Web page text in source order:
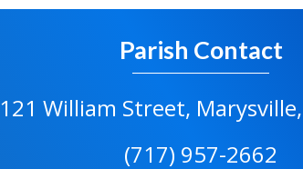
Parish Contact
121 William Street,
(717) 957-2662